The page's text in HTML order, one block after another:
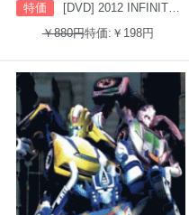
特価
[DVD] 2012 INFINITE CONCERT SECOND INVASION: EVOLUTION
￥880円特価:￥198円